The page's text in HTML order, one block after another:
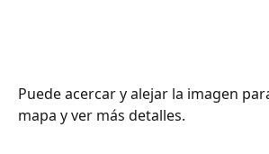
Puede acercar y alejar la imagen
mapa y ver más detalles. ​​​​​​​​